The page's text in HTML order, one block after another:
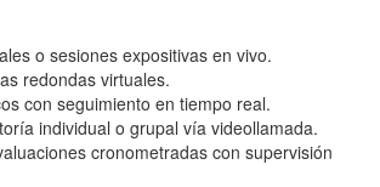
o sesiones expositivas en vivo.
redondas virtuales.
con seguimiento en tiempo real.
individual o grupal vía videollamada.
cronometradas con supervisión